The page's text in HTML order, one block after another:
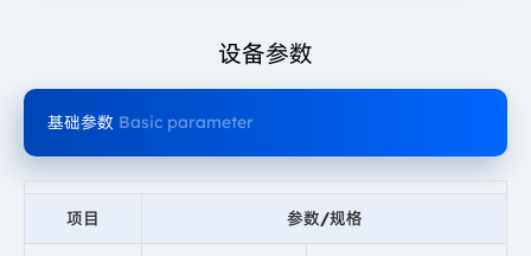
设备参数
基础参数 Basic parameter
项目 参数/规格